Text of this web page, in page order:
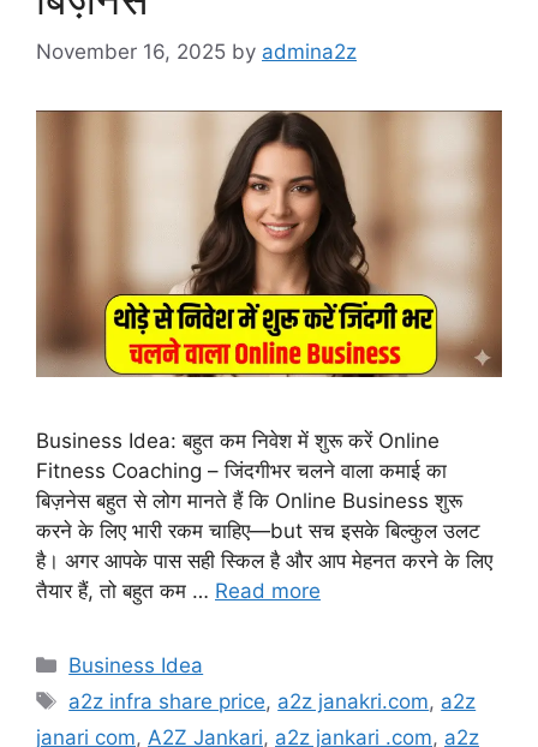
November 16, 2025 by admina2z
Business Idea: बहुत कम निवेश में शुरू करें Online
Fitness Coaching – जिंदगीभर चलने वाला कमाई का
बिज़नेस बहुत से लोग मानते हैं कि Online Business शुरू
करने के लिए भारी रकम चाहिए—but सच इसके बिल्कुल उलट
है। अगर आपके पास सही स्किल है और आप मेहनत करने के लिए
तैयार हैं, तो बहुत कम … Read more
Categories
Business Idea
Tags
a2z infra share price, a2z janakri.com, a2z
janari com, A2Z Jankari, a2z jankari .com, a2z